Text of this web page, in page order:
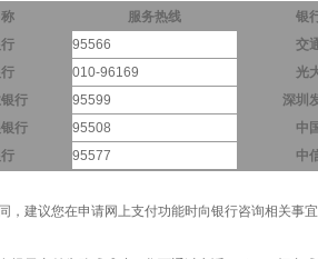
服务热线 银
95566 交
010-96169 光
行 95599 深圳
行 95508 中
95577 中
建议您在申请网上支付功能时向银行咨询相关事宜